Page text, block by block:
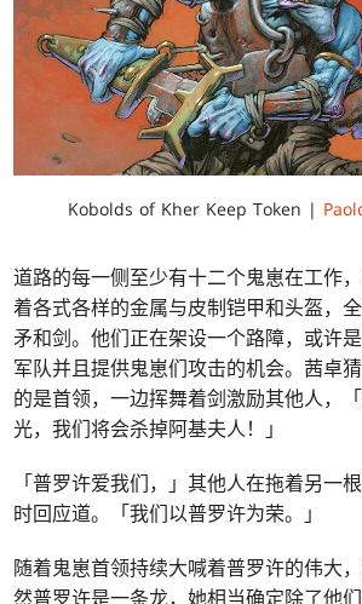
Kobolds of Kher Keep Token |
道路的每一侧至少有十二个鬼崽在工作
着各式各样的金属与皮制铠甲和头盔，
矛和剑。他们正在架设一个路障，或许
军队并且提供鬼崽们攻击的机会。茜卓
的是首领，一边挥舞着剑激励其他人，
光，我们将会杀掉阿基夫人！」
「普罗许爱我们，」其他人在拖着另一
时回应道。「我们以普罗许为荣。」
随着鬼崽首领持续大喊着普罗许的伟大
然普罗许是一条龙，她相当确定除了他